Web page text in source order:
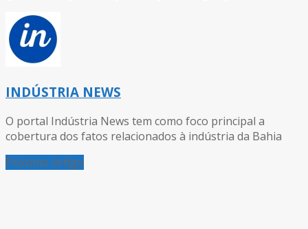
INDÚSTRIA NEWS
O portal Indústria News tem como foco principal a
cobertura dos fatos relacionados à indústria da Bahia
Próximo Artigo